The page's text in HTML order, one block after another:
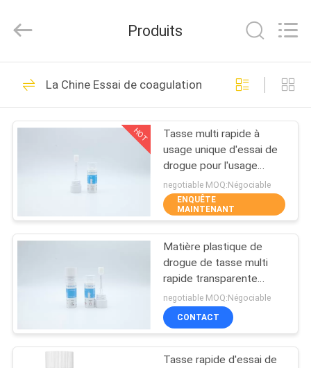
MAISON
PRODUITS
NOUS
D'USINE
CONTRÔLE
Guangzhou
Decheng
All
Reserved.
Kit d'essai de hCG
de Digital
60
Kit d'essai de main
gauche de Digital
12
Produits
La Chine Essai de coagulation
HOT
Tasse multi rapide à
usage unique d'essai de
drogue pour l'usage
médical
negotiable MOQ:Négociable
ENQUÊTE
MAINTENANT
Matière plastique de
drogue de tasse multi
rapide transparente
d'essai
negotiable MOQ:Négociable
CONTACT
Tasse rapide d'essai de